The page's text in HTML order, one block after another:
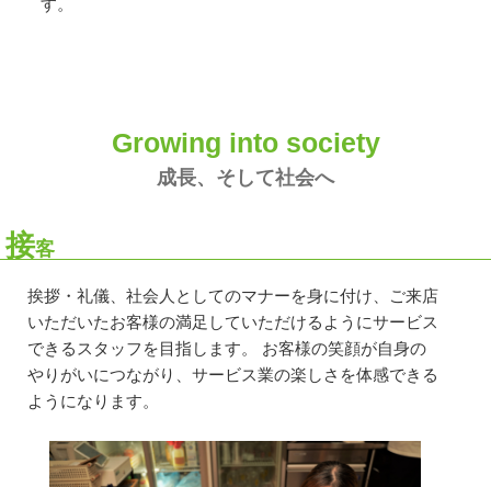
Growing into society
成長、そして社会へ
接客
挨拶・礼儀、社会人としてのマナーを身に付け、ご来店
いただいたお客様の満足していただけるようにサービス
できるスタッフを目指します。 お客様の笑顔が自身の
やりがいにつながり、サービス業の楽しさを体感できる
ようになります。